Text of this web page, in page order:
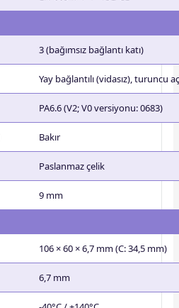
3 (bağımsız bağlantı katı)
Yay bağlantılı (vidasız), turuncu
PA6.6 (V2; V0 versiyonu: 0683)
Bakır
Paslanmaz çelik
9 mm
106 × 60 × 6,7 mm (C: 34,5 mm)
6,7 mm